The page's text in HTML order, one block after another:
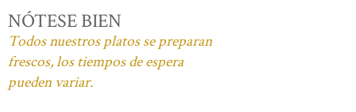
NÓTESE BIEN
Todos nuestros platos se preparan
frescos, los tiempos de espera
pueden variar.